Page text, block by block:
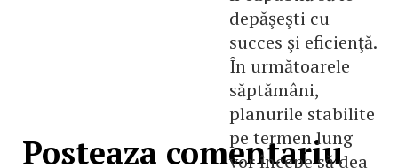
depăşeşti cu
succes şi eficienţă.
În următoarele
săptămâni,
planurile stabilite
pe termen lung
vor începe să dea
Posteaza comentariu